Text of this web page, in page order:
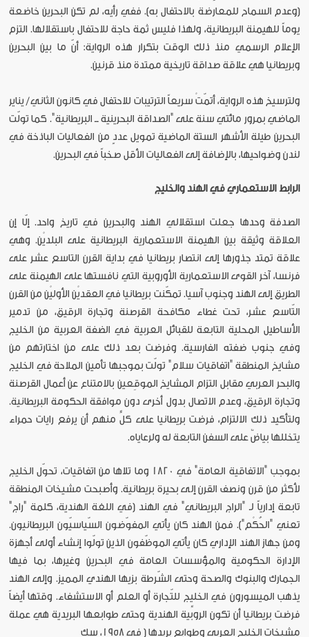
(وعدم السماح للمعارضة بالاحتفال به). ففي رأيه، لم تكن البحرين خاضعة
يوماً للهيمنة البريطانية، ولهذا فليس ثمة حاجة للاحتفال باستقلالها. التزم
الإعلام الرسمي منذ ذلك الوقت بتكرار هذه الرواية: أنّ ما بين البحرين
وبريطانيا هي علاقة صداقة تاريخية ممتدة منذ قرنين.
ولترسيخ هذه الرواية، أتمّتْ سريعاً الترتيبات للاحتفال في كانون الثاني/ يناير
الماضي بمرور مائتي سنة على "الصداقة البحرينية ــ البريطانية". كما تولّت
البحرين طيلة الأشهر الستة الماضية تمويل عددٍ من الفعاليات الباذخة في
لندن وضواحيها، بالإضافة إلى الفعاليات الأقل صخباً في البحرين.
الرابط الاستعماري في الهند والخليج
الصدفة وحدها جعلت استقلالي الهند والبحرين في تاريخ واحد. إلّا إن
العلاقة وثيقة بين الهيمنة الاستعمارية البريطانية على البلديْن. وهي
علاقة تمتد جذورها إلى انتصار بريطانيا في بداية القرن التاسع عشر على
فرنسا، آخر القوى الاستعمارية الأوروبية التي نافستها على الهيمنة على
الطريق إلى الهند وجنوب آسيا. تمكّنت بريطانيا في العقديْن الأوليْن من القرن
التّاسع عشر، تحت غطاء مكافحة القرصنة وتجارة الرقيق، من تدمير
الأساطيل المحلية التابعة للقبائل العربية في الضفة العربية من الخليج
وفي جنوب ضفته الفارسية. وفرضت بعد ذلك على من اختارتهم من
مشايخ المنطقة "اتفاقيات سلام" تولّت بموجبها تأمين الملاحة في الخليج
والبحر العربي مقابل التزام المشايخ الموقِعين بالامتناع عن أعمال القرصنة
وتجارة الرقيق، وعدم الاتصال بدول أخرى دون موافقة الحكومة البريطانية.
ولتأكيد ذلك الالتزام، فرضت بريطانيا على كلٍّ منهم أن يرفع رايات حمراء
يتخللها بياضٌ على السفن التابعة له ولرعاياه.
بموجب "الاتفاقية العامة" في 1820 وما تلاها من اتفاقيات، تحوّل الخليج
لأكثر من قرن ونصف القرن إلى بحيرة بريطانية. وأصبحت مشيخات المنطقة
تابعة إدارياً لـ "الراج البريطاني" في الهند (في اللغة الهندية، كلمة "راج"
تعني "الحُكْم"). فمن الهند كان يأتي المفوّضون السّياسيّون البريطانيون.
ومن جهاز الهند الإداري كان يأتي الموظّفون الذين تولّوا إنشاء أولى أجهزة
الإدارة الحكومية والمؤسسات العامة في البحرين وغيرها، بما فيها
الجمارك والبنوك والصحة وحتى الشّرطة بزيها الهندي المميز. وإلى الهند
يذهب الميسورون في الخليج للتّجارة أو العلم أو الاستشفاء. وقتها أيضاً
فرضت بريطانيا أن تكون الروبِّية الهندية وحتى طوابعها البريدية هي عملة
مشيخات الخليج العربي وطوابع بريدها ( في 1958، سك